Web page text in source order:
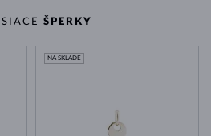
ŠPERKY
NA SKLADE